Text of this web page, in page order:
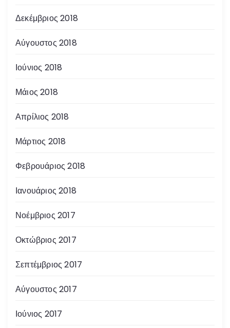
Δεκέμβριος 2018
Αύγουστος 2018
Ιούνιος 2018
Μάιος 2018
Απρίλιος 2018
Μάρτιος 2018
Φεβρουάριος 2018
Ιανουάριος 2018
Νοέμβριος 2017
Οκτώβριος 2017
Σεπτέμβριος 2017
Αύγουστος 2017
Ιούνιος 2017